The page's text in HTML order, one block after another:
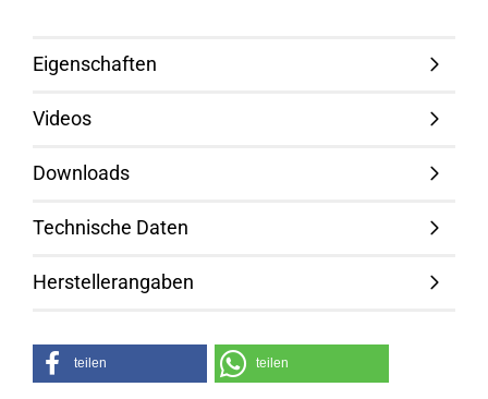
Eigenschaften
Videos
Downloads
Technische Daten
Herstellerangaben
teilen teilen